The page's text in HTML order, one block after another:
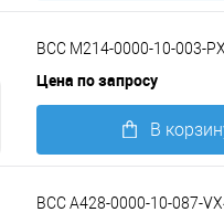
BCC M214-0000-10-003-
Цена по запросу
В
BCC A428-0000-10-087-